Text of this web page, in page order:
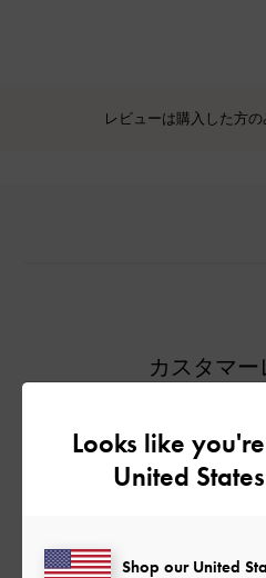
レビューは購入した方の
カスタマー
Looks like
United
Shop our United